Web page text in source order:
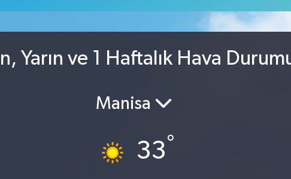
48
DOLAR
47,6006 0.06
Yarın ve 1 Haftalık Hava
Manisa
33°